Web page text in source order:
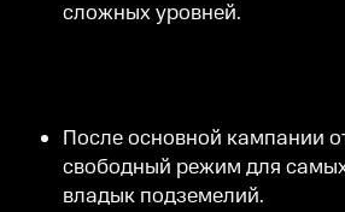
сложных уровней.
После основной кампании
свободный режим для
владык подземелий.